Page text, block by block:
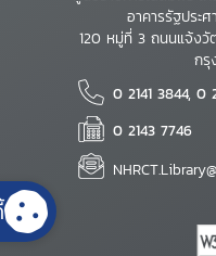
อาคารรัฐประ
120 หมู่ที่ 3 ถนนแจ้ง
กรุ
0 2141 3844, 0
0 2143 7746